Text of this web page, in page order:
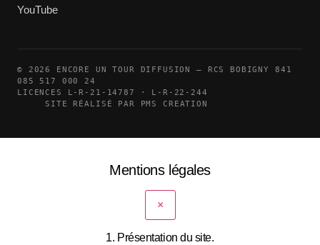
YouTube
© 2026 ENCORE UN TOUR DIFFUSION — RCS BOBIGNY 841
085 517 000 24
LICENCES L-R-21-14787 · L-R-22-244
SITE RÉALISÉ PAR PMS CREATION
Mentions légales
×
1. Présentation du site.